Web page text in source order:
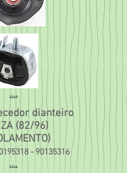
3269
dianteiro
(82/96)
- 90135316
3266